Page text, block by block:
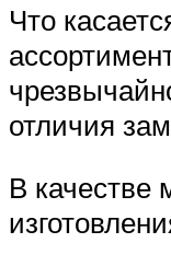
Что
отличия
В качестве